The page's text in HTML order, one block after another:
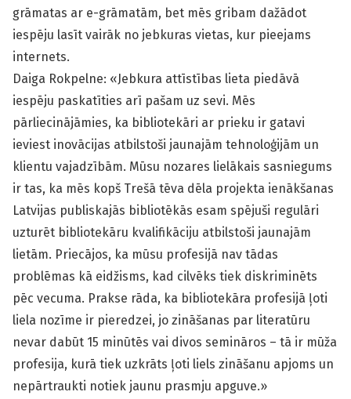
grāmatas ar e-grāmatām, bet mēs gribam dažādot
iespēju lasīt vairāk no jebkuras vietas, kur pieejams
internets.
Daiga Rokpelne: «Jebkura attīstības lieta piedāvā
iespēju paskatīties arī pašam uz sevi. Mēs
pārliecinājāmies, ka bibliotekāri ar prieku ir gatavi
ieviest inovācijas atbilstoši jaunajām tehnoloģijām un
klientu vajadzībām. Mūsu nozares lielākais sasniegums
ir tas, ka mēs kopš Trešā tēva dēla projekta ienākšanas
Latvijas publiskajās bibliotēkās esam spējuši regulāri
uzturēt bibliotekāru kvalifikāciju atbilstoši jaunajām
lietām. Priecājos, ka mūsu profesijā nav tādas
problēmas kā eidžisms, kad cilvēks tiek diskriminēts
pēc vecuma. Prakse rāda, ka bibliotekāra profesijā ļoti
liela nozīme ir pieredzei, jo zināšanas par literatūru
nevar dabūt 15 minūtēs vai divos semināros – tā ir mūža
profesija, kurā tiek uzkrāts ļoti liels zināšanu apjoms un
nepārtraukti notiek jaunu prasmju apguve.»